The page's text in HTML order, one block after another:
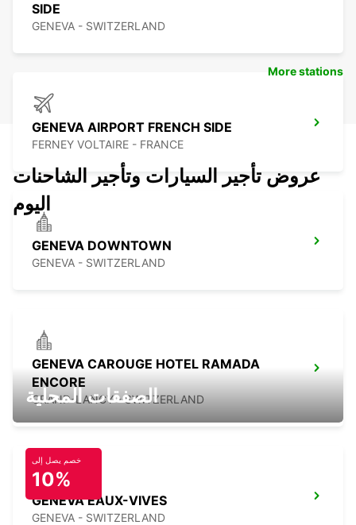
SIDE
GENEVA - SWITZERLAND
GENEVA AIRPORT FRENCH SIDE
FERNEY VOLTAIRE - FRANCE
GENEVA DOWNTOWN
GENEVA - SWITZERLAND
GENEVA CAROUGE HOTEL RAMADA
ENCORE
GRAND-LANCY - SWITZERLAND
GENEVA EAUX-VIVES
GENEVA - SWITZERLAND
More stations
عروض تأجير السيارات وتأجير الشاحنات
اليوم
الصفقات المحلية
خصم يصل إلى
10%